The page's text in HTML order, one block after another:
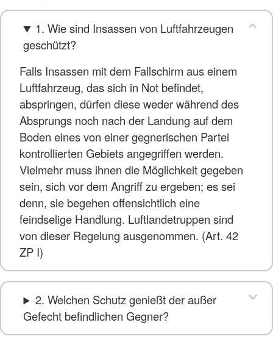
1. Wie sind Insassen von Luftfahrzeugen
geschützt?
Falls Insassen mit dem Fallschirm aus einem
Luftfahrzeug, das sich in Not befindet,
abspringen, dürfen diese weder während des
Absprungs noch nach der Landung auf dem
Boden eines von einer gegnerischen Partei
kontrollierten Gebiets angegriffen werden.
Vielmehr muss ihnen die Möglichkeit gegeben
sein, sich vor dem Angriff zu ergeben; es sei
denn, sie begehen offensichtlich eine
feindselige Handlung. Luftlandetruppen sind
von dieser Regelung ausgenommen. (Art. 42
ZP I)
2. Welchen Schutz genießt der außer
Gefecht befindlichen Gegner?